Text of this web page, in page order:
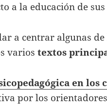
a la educación de
a centrar algunas
variostextos
en los
por los